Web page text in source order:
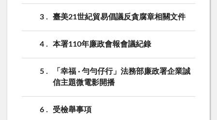
3 臺美21世紀貿易倡議反貪腐章相關文件
4 本署110年廉政會報會議紀錄
5
「幸福 · 勻勻仔行」法務部廉政署企業誠
信主題微電影開播
6 受檢舉事項